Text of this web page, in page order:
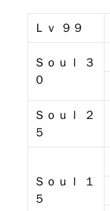
Ｌｖ ９９
Ｓｏｕｌ ３
０
Ｓｏｕｌ ２
５
Ｓｏｕｌ １
５